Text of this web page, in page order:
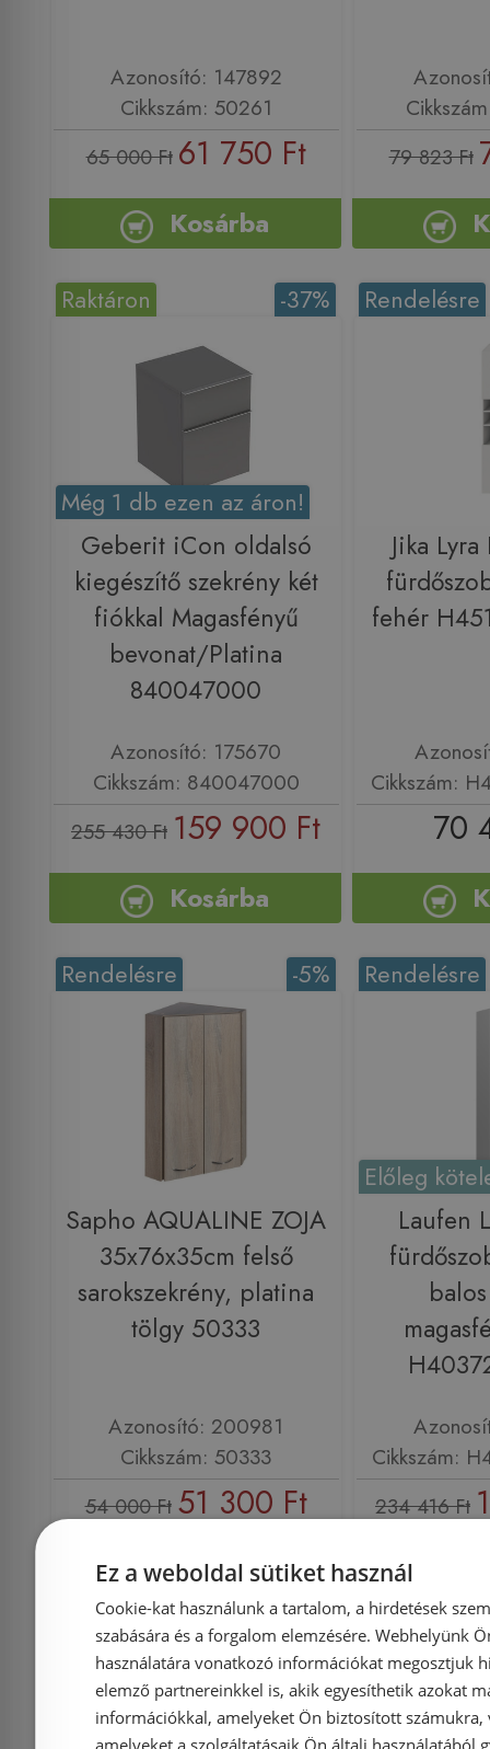
Azonosító: 147892
Cikkszám: 50261
65 000 Ft 61 750 Ft
Kosárba
79 823 Ft
-37%
Raktáron
Még 1 db ezen az áron!
Geberit iCon oldalsó
kiegészítő szekrény két
fiókkal Magasfényű
bevonat/Platina
840047000
Azonosító: 175670
Cikkszám: 840047000
255 430 Ft 159 900 Ft
Kosárba
Rendelésre
Jika
fehér
Cikkszám:
70
-5%
Rendelésre
Sapho AQUALINE ZOJA
35x76x35cm felső
sarokszekrény, platina
tölgy 50333
Azonosító: 200981
Cikkszám: 50333
54 000 Ft 51 300 Ft
Kosárba
Rendelésre
Előleg
Laufen
Cikkszám:
234 416 Ft
-3%
Rendelésre Rendelésre
Ez a weboldal sütiket használ
Cookie-kat használunk a tartalom, a hirdetések
szabására és a forgalom elemzésére. Webhelyünk
használatára vonatkozó információkat megosztjuk
elemző partnereinkkel is, akik egyesíthetik azokat
információkkal, amelyeket Ön biztosított számukra,
amelyeket a szolgáltatásaik Ön általi használatából